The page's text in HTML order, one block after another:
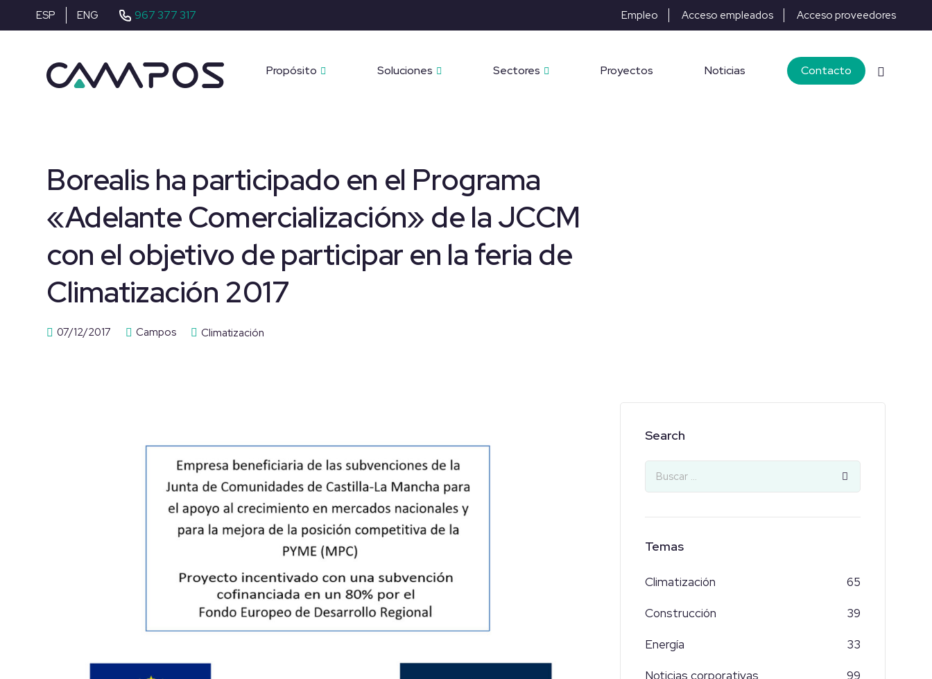
ESP ENG 967 377 317 Empleo Acceso empleados Acceso proveedores
Propósito Soluciones Sectores Proyectos Noticias Contacto
Borealis ha participado en el Programa
«Adelante Comercialización» de la JCCM
con el objetivo de participar en la feria de
Climatización 2017
07/12/2017 Campos Climatización
Search
Temas
Climatización 65
Construcción 39
Energía 33
Noticias corporativas 99